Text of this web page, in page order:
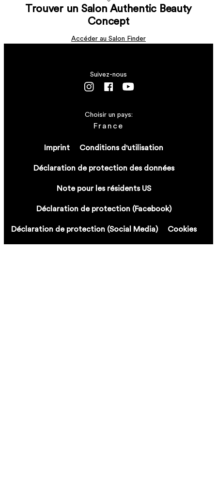
EN SAVOIR PLUS
EN SAVOIR PLUS
EN SAVOIR PLUS
C’est une laque pour cheveux avec une fixation flexible
et une finition modelable
EN SAVOIR PLUS
C’est une laque pour cheveux avec une fixation forte
tenue et un contrôle durable
150 ml
C'est une gelée de coiffage hybride pour des
naturel au sèche-cheveux
Trouver un Salon Authentic Beauty
Concept
Accéder au Salon Finder
Imprint Conditions d'utilisation
Déclaration de protection des données
Note pour les résidents US
Déclaration de protection (Facebook)
Déclaration de protection (Social Media) Cookies
Choisir un pays:
France
Suivez-nous